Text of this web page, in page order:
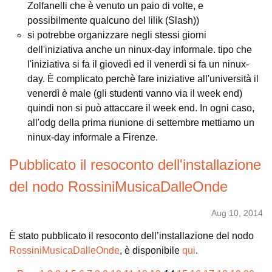
Zolfanelli che è venuto un paio di volte, e
possibilmente qualcuno del lilik (Slash))
si potrebbe organizzare negli stessi giorni
dell'iniziativa anche un ninux-day informale. tipo che
l'iniziativa si fa il giovedì ed il venerdì si fa un ninux-
day. È complicato perchè fare iniziative all'università il
venerdì è male (gli studenti vanno via il week end)
quindi non si può attaccare il week end. In ogni caso,
all'odg della prima riunione di settembre mettiamo un
ninux-day informale a Firenze.
Pubblicato il resoconto dell'installazione
del nodo RossiniMusicaDalleOnde
Aug 10, 2014
È stato pubblicato il resoconto dell’installazione del nodo
RossiniMusicaDalleOnde, è disponibile qui.